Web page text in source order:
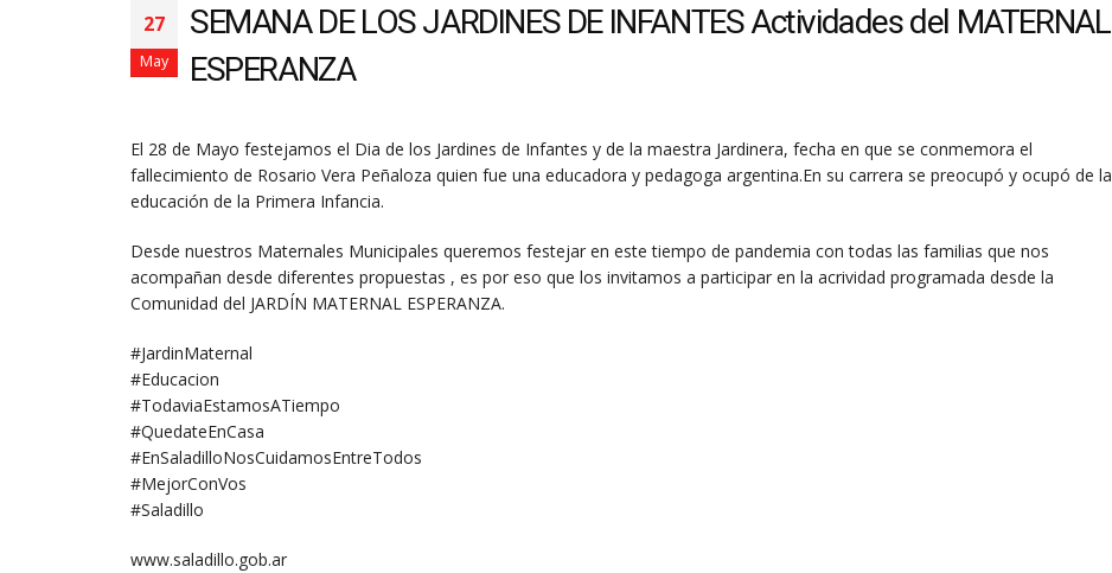
27
May
SEMANA DE LOS JARDINES DE INFANTES Actividades del MATERNAL
ESPERANZA
El 28 de Mayo festejamos el Dia de los Jardines de Infantes y de la maestra Jardinera, fecha en que se conmemora el
fallecimiento de Rosario Vera Peñaloza quien fue una educadora y pedagoga argentina.​​En su carrera se preocupó y ocupó de la
educación de la Primera Infancia.
Desde nuestros Maternales Municipales queremos festejar en este tiempo de pandemia con todas las familias que nos
acompañan desde diferentes propuestas , es por eso que los invitamos a participar en la acrividad programada desde la
Comunidad del JARDÍN MATERNAL ESPERANZA.
#JardinMaternal
#Educacion
#TodaviaEstamosATiempo
#QuedateEnCasa
#EnSaladilloNosCuidamosEntreTodos
#MejorConVos
#Saladillo
www.saladillo.gob.ar